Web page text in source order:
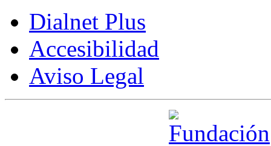
Dialnet Plus
Accesibilidad
Aviso Legal